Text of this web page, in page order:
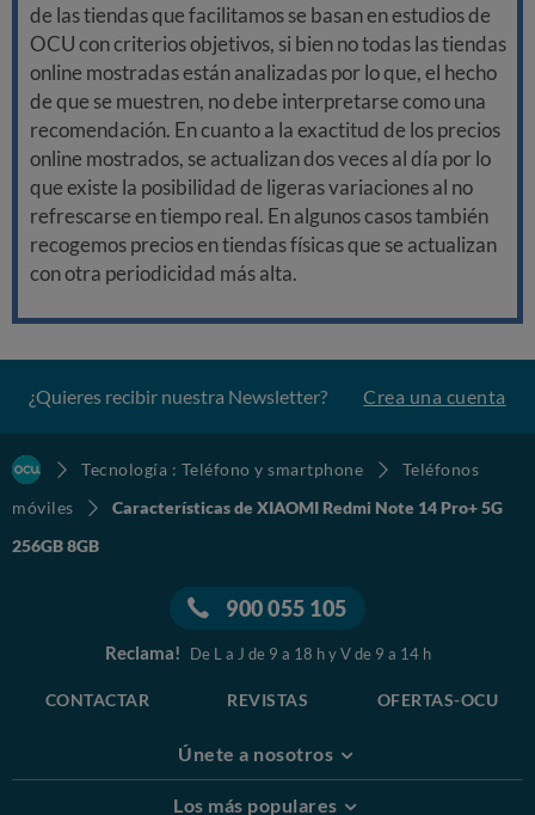
de las tiendas que facilitamos se basan en estudios de
OCU con criterios objetivos, si bien no todas las tiendas
online mostradas están analizadas por lo que, el hecho
de que se muestren, no debe interpretarse como una
recomendación. En cuanto a la exactitud de los precios
online mostrados, se actualizan dos veces al día por lo
que existe la posibilidad de ligeras variaciones al no
refrescarse en tiempo real. En algunos casos también
recogemos precios en tiendas físicas que se actualizan
con otra periodicidad más alta.
¿Quieres recibir nuestra Newsletter? Crea una cuenta
Tecnología : Teléfono y smartphone
Teléfonos
móviles
Características de XIAOMI Redmi Note 14 Pro+ 5G
256GB 8GB
900 055 105
Reclama! De L a J de 9 a 18 h y V de 9 a 14 h
CONTACTAR REVISTAS OFERTAS-OCU
Únete a nosotros
Los más populares